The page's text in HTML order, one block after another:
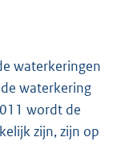
waterkeringen
waterkering
wordt de
zijn, zijn op